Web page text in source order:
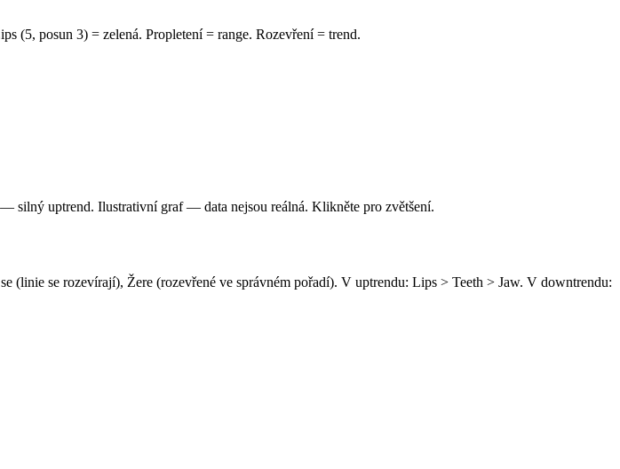
(5, posun 3) = zelená. Propletení = range. Rozevření = trend.
silný uptrend. Ilustrativní graf — data nejsou reálná. Klikněte pro zvětšení.
se rozevírají), Žere (rozevřené ve správném pořadí). V uptrendu: Lips > Teeth > Jaw. V downtrendu: